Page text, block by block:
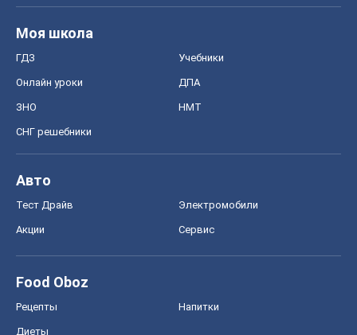
Моя школа
ГДЗ Учебники
Онлайн уроки ДПА
ЗНО НМТ
СНГ решебники
Авто
Тест Драйв Электромобили
Акции Сервис
Food Oboz
Рецепты Напитки
Диеты